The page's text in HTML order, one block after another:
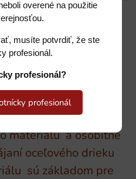
overené na použitie
musíte potvrdiť, že ste
profesionál.
profesionál?
profesionál
BUSCH
tvrdokovového
Použitie
materiálu a osobitne
oceľového drieku
sú základom pre